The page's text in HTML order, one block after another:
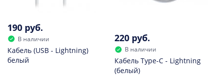
190 руб.
В наличии
Кабель (USB - Lightning)
белый
220 руб.
В наличии
Кабель Type-C - Lightning
(белый)